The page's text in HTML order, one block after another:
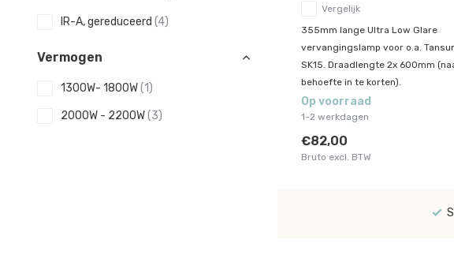
IR-A, gereduceerd (4)
Vermogen
1300W- 1800W(1)
2000W - 2200W(3)
Vergelijk
355mm lange Ultra Low Glare
vervangingslamp voor o.a.
SK15. Draadlengte 2x 600mm
behoefte in te korten).
Op voorraad
1-2 werkdagen
€82,00
Bruto excl. BTW